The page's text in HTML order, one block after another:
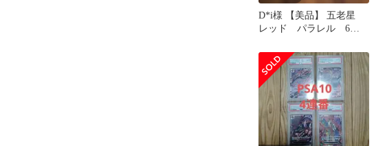
D*i様 【美品】 五老星
レッド パラレル 6枚
志 赤箔